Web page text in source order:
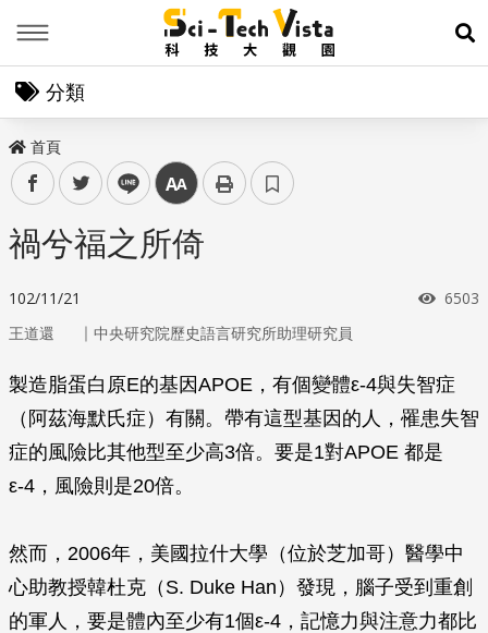
展
分類
首頁
facebooktwitter line 中
禍兮福之所倚
102/11/21 瀏覽
6503
王道還 ｜ 中央研究院歷史語言研究所助理研究員
製造脂蛋白原E的基因APOE ，有個變體ε-4與失智症
（阿茲海默氏症）有關。帶有這型基因的人，罹患失智
症的風險比其他型至少高3倍。要是1對APOE 都是
ε-4，風險則是20倍。
然而，2006年，美國拉什大學（位於芝加哥）醫學中
心助教授韓杜克（S. Duke Han）發現，腦子受到重創
的軍人，要是體內至少有1個ε-4，記憶力與注意力都比